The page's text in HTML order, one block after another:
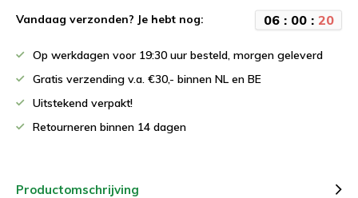
Vandaag verzonden? Je hebt nog: 06: 00: 19
Op werkdagen voor 19:30 uur besteld, morgen geleverd
Gratis verzending v.a. €30,- binnen NL en BE
Uitstekend verpakt!
Retourneren binnen 14 dagen
Productomschrijving